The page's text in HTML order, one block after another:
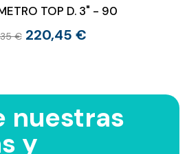
TOP D. 3" - 90
€ 220,45 €
nuestras
y